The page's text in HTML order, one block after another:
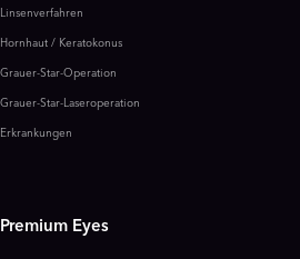
Linsenverfahren
Hornhaut / Keratokonus
Grauer-Star-Operation
Grauer-Star-Laseroperation
Erkrankungen
Premium Eyes